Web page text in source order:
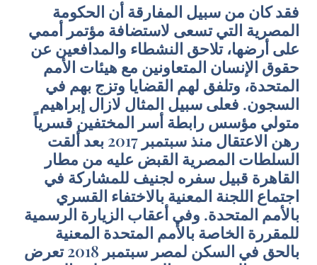
فقد كان من سبيل المفارقة أن الحكومة
المصرية التي تسعى لاستضافة مؤتمر أممي
على أرضها، تلاحق النشطاء والمدافعين عن
حقوق الإنسان المتعاونين مع هيئات الأمم
المتحدة، وتلفق لهم القضايا وتزج بهم في
السجون. فعلى سبيل المثال لازال إبراهيم
متولي مؤسس رابطة أسر المختفين قسرياً
رهن الاعتقال منذ سبتمبر 2017 بعد ألقت
السلطات المصرية القبض عليه من مطار
القاهرة قبيل سفره لجنيف للمشاركة في
اجتماع اللجنة المعنية بالاختفاء القسري
بالأمم المتحدة. وفي أعقاب الزيارة الرسمية
للمقررة الخاصة بالأمم المتحدة المعنية
بالحق في السكن لمصر سبتمبر 2018 تعرض